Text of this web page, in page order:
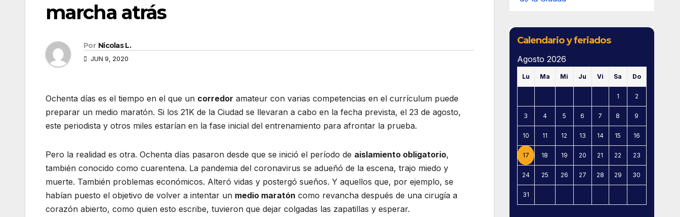
marcha atrás
Por Nicolas L.
JUN 9, 2020
Ochenta días es el tiempo en el que un corredor amateur con varias competencias en el currículum puede
preparar un medio maratón. Si los 21K de la Ciudad se llevaran a cabo en la fecha prevista, el 23 de agosto,
este periodista y otros miles estarían en la fase inicial del entrenamiento para afrontar la prueba.
Pero la realidad es otra. Ochenta días pasaron desde que se inició el período de aislamiento obligatorio,
también conocido como cuarentena. La pandemia del coronavirus se adueñó de la escena, trajo miedo y
muerte. También problemas económicos. Alteró vidas y postergó sueños. Y aquellos que, por ejemplo, se
habían puesto el objetivo de volver a intentar un medio maratón como revancha después de una cirugía a
corazón abierto, como quien esto escribe, tuvieron que dejar colgadas las zapatillas y esperar.
Calendario y feriados
Agosto 2026
Lu Ma Mi Ju Vi Sa Do
1 2
3 4 5 6 7 8 9
10 11 12 13 14 15 16
17 18 19 20 21 22 23
24 25 26 27 28 29 30
31